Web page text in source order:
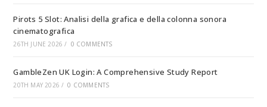
Pirots 5 Slot: Analisi della grafica e della colonna sonora
cinematografica
26TH JUNE 2026 / 0 COMMENTS
GambleZen UK Login: A Comprehensive Study Report
20TH MAY 2026 / 0 COMMENTS